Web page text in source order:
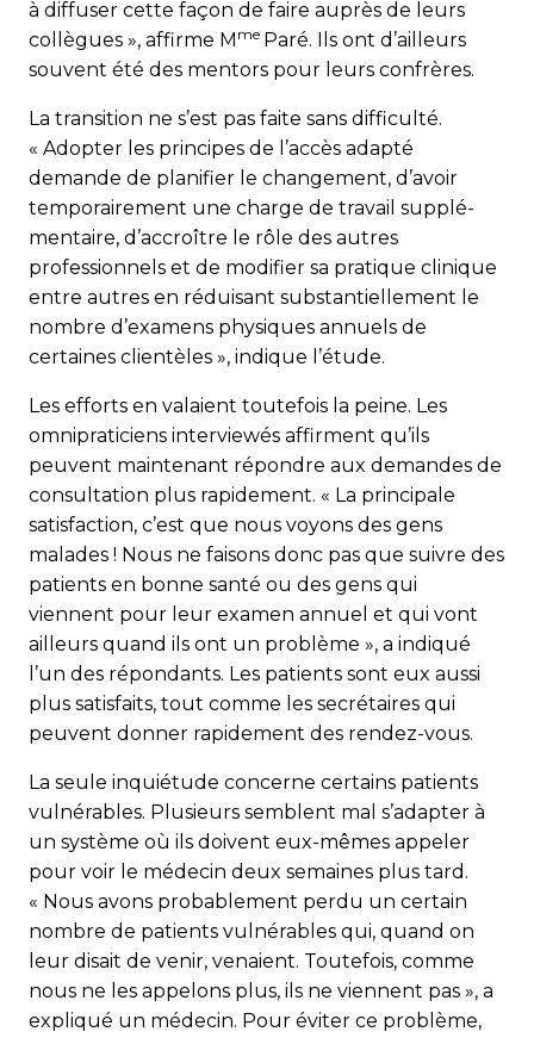
à diffuser cette façon de faire auprès de leurs
collègues », affirme M me Paré. Ils ont d’ailleurs
souvent été des mentors pour leurs confrères.
La transition ne s’est pas faite sans difficulté.
« Adopter les principes de l’accès adapté
demande de planifier le changement, d’avoir
temporairement une charge de travail sup­plé­
mentaire, d’accroître le rôle des autres
professionnels et de modifier sa pratique clinique
entre autres en réduisant substantiellement le
nombre d’examens physiques annuels de
certaines clientèles », indique l’étude.
Les efforts en valaient toutefois la peine. Les
omnipraticiens interviewés affirment qu’ils
peuvent maintenant répondre aux demandes de
consultation plus rapidement. « La principale
satisfaction, c’est que nous voyons des gens
malades ! Nous ne faisons donc pas que suivre des
patients en bonne santé ou des gens qui
viennent pour leur examen annuel et qui vont
ailleurs quand ils ont un problème », a indiqué
l’un des répondants. Les patients sont eux aussi
plus satisfaits, tout comme les secrétaires qui
peuvent donner rapidement des rendez-vous.
La seule inquiétude concerne certains patients
vulnérables. Plusieurs semblent mal s’adapter à
un système où ils doivent eux-mêmes appeler
pour voir le médecin deux semaines plus tard.
« Nous avons probablement perdu un certain
nombre de patients vulnérables qui, quand on
leur disait de venir, venaient. Toutefois, comme
nous ne les appelons plus, ils ne viennent pas », a
expliqué un médecin. Pour éviter ce problème,